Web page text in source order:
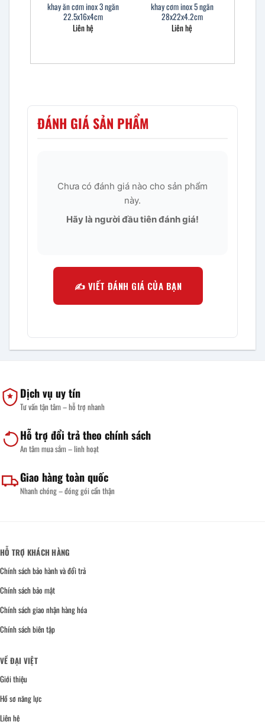
khay ăn cơm inox 3 ngăn
22.5x16x4cm
Liên hệ
khay cơm inox 5 ngăn
28x22x4.2cm
Liên hệ
ĐÁNH GIÁ SẢN PHẨM
Chưa có đánh giá nào cho sản phẩm
này.
Hãy là người đầu tiên đánh giá!
✍️ VIẾT ĐÁNH GIÁ CỦA BẠN
Dịch vụ uy tín
Tư vấn tận tâm – hỗ trợ nhanh
Hỗ trợ đổi trả theo chính sách
An tâm mua sắm – linh hoạt
Giao hàng toàn quốc
Nhanh chóng – đóng gói cẩn thận
HỖ TRỢ KHÁCH HÀNG
Chính sách bảo hành và đổi trả
Chính sách bảo mật
Chính sách giao nhận hàng hóa
Chính sách biên tập
VỀ ĐẠI VIỆT
Giới thiệu
Hồ sơ năng lực
Liên hệ